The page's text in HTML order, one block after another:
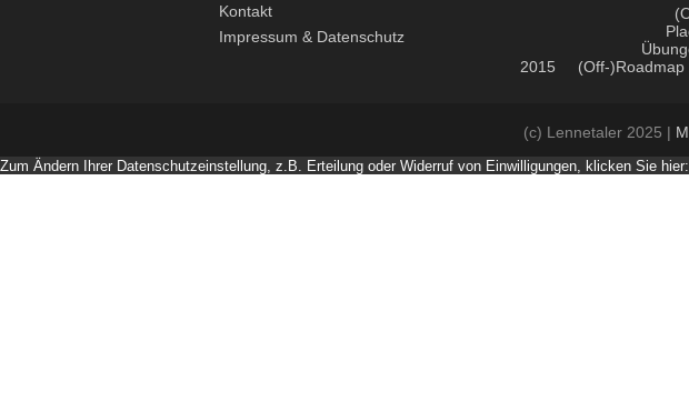
Kontakt
Impressum & Datenschutz
2015
(Off-)Roadmap
(c) Lennetaler 2025 |
Zum Ändern Ihrer Datenschutzeinstellung, z.B. Erteilung oder Widerruf von Einwilligungen, klicken Sie hier: